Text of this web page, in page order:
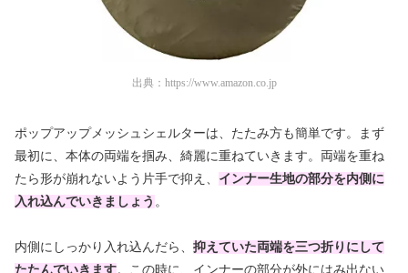
出典： https://www.amazon.co.jp
ポップアップメッシュシェルターは、たたみ方も簡単です。まず
最初に、本体の両端を掴み、綺麗に重ねていきます。両端を重ね
たら形が崩れないよう片手で抑え、 インナー生地の部分を内側に
入れ込んでいきましょう 。
内側にしっかり入れ込んだら、 抑えていた両端を三つ折りにして
たたんでいきます。この時に、インナーの部分が外にはみ出ない